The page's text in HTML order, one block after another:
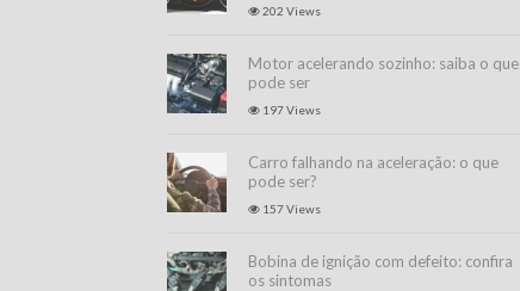
202 Views
Motor acelerando sozinho: saiba o que
pode ser
197 Views
Carro falhando na aceleração: o que
pode ser?
157 Views
Bobina de ignição com defeito: confira
os sintomas